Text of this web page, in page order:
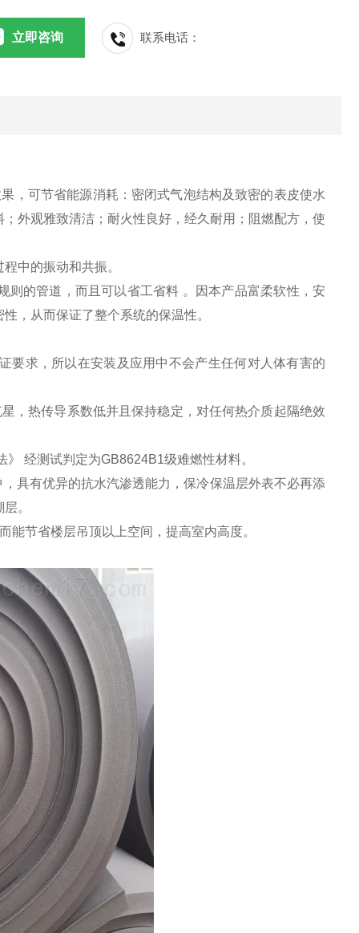
立即咨询 联系电话：
，可节省能源消耗：密闭式气泡结构及致密的表皮使水
外观雅致清洁；耐火性良好，经久耐用；阻燃配方，使
中的振动和共振。
的管道，而且可以省工省料 。因本产品富柔软性，安
，从而保证了整个系统的保温性。
要求，所以在安装及应用中不会产生任何对人体有害的
，热传导系数低并且保持稳定，对任何热介质起隔绝效
经测试判定为GB8624B1级难燃性材料。
具有优异的抗水汽渗透能力，保冷保温层外表不必再添
。
节省楼层吊顶以上空间，提高室内高度。